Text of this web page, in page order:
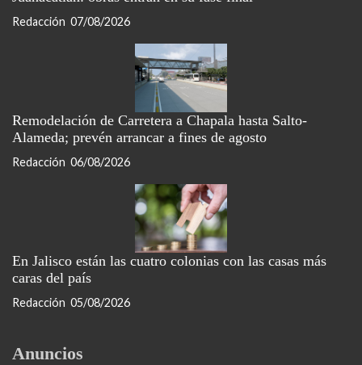
Redacción 07/08/2026
Remodelación de Carretera a Chapala hasta Salto-
Alameda; prevén arrancar a fines de agosto
Redacción 06/08/2026
En Jalisco están las cuatro colonias con las casas más
caras del país
Redacción 05/08/2026
Anuncios